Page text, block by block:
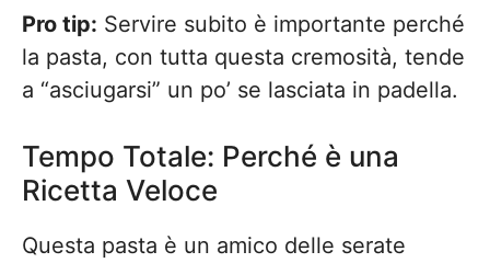
Pro tip: Servire subito è importante perché
la pasta, con tutta questa cremosità, tende
a “asciugarsi” un po’ se lasciata in padella.
Tempo Totale: Perché è una
Ricetta Veloce
Questa pasta è un amico delle serate